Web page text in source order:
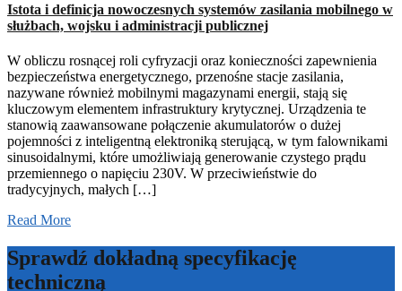
Istota i definicja nowoczesnych systemów zasilania mobilnego w
służbach, wojsku i administracji publicznej
W obliczu rosnącej roli cyfryzacji oraz konieczności zapewnienia
bezpieczeństwa energetycznego, przenośne stacje zasilania,
nazywane również mobilnymi magazynami energii, stają się
kluczowym elementem infrastruktury krytycznej. Urządzenia te
stanowią zaawansowane połączenie akumulatorów o dużej
pojemności z inteligentną elektroniką sterującą, w tym falownikami
sinusoidalnymi, które umożliwiają generowanie czystego prądu
przemiennego o napięciu 230V. W przeciwieństwie do
tradycyjnych, małych […]
Read More
Sprawdź dokładną specyfikację
techniczną